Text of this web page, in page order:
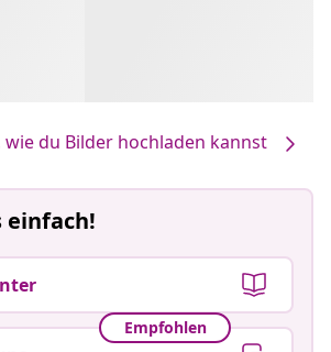
du Bilder hochladen kannst
einfach!
Empfohlen